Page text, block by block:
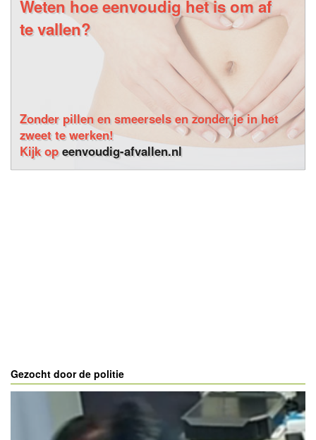
Weten hoe eenvoudig het is om af
te vallen?
Zonder pillen en smeersels en zonder je in het
zweet te werken!
Kijk opeenvoudig-afvallen.nl
Gezocht door de politie